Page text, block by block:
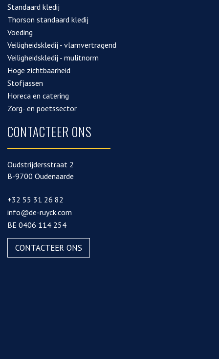
Standaard kledij
Thorson standaard kledij
Voeding
Veiligheidskledij - vlamvertragend
Veiligheidskledij - mulitnorm
Hoge zichtbaarheid
Stofjassen
Horeca en catering
Zorg- en poetssector
CONTACTEER ONS
Oudstrijdersstraat 2
B-9700 Oudenaarde
+32 55 31 26 82
info@de-ruyck.com
BE 0406 114 254
CONTACTEER ONS